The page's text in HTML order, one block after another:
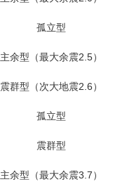
孤立型
主余型（最大余震2.5）
震群型（次大地震2.6）
孤立型
震群型
主余型（最大余震3.7）